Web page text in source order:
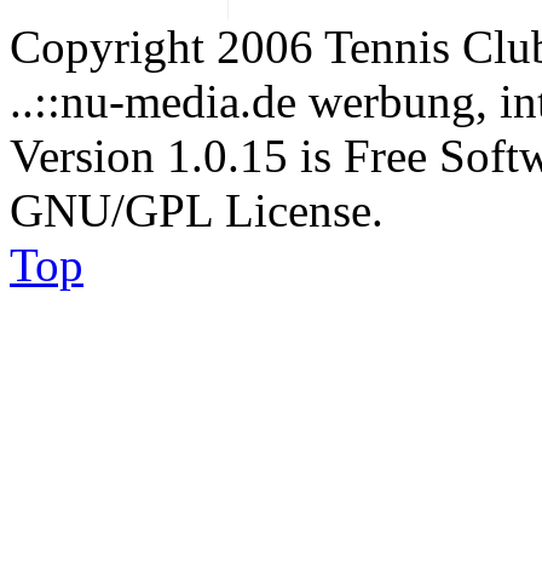
Copyright 2006 Tennis
..::nu-media.de werbung,
Version 1.0.15 is Free
GNU/GPL License.
Top